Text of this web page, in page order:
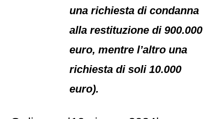
una richiesta di condanna
alla restituzione di 900.000
euro, mentre l’altro una
richiesta di soli 10.000
euro).